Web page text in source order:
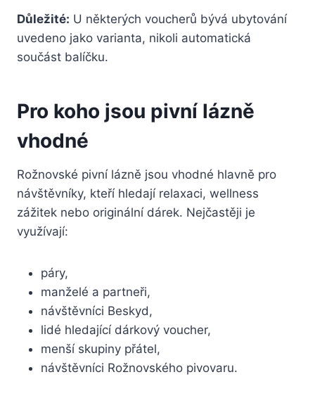
Důležité: U některých voucherů bývá ubytování
uvedeno jako varianta, nikoli automatická
součást balíčku.
Pro koho jsou pivní lázně
vhodné
Rožnovské pivní lázně jsou vhodné hlavně pro
návštěvníky, kteří hledají relaxaci, wellness
zážitek nebo originální dárek. Nejčastěji je
využívají:
páry,
manželé a partneři,
návštěvníci Beskyd,
lidé hledající dárkový voucher,
menší skupiny přátel,
návštěvníci Rožnovského pivovaru.